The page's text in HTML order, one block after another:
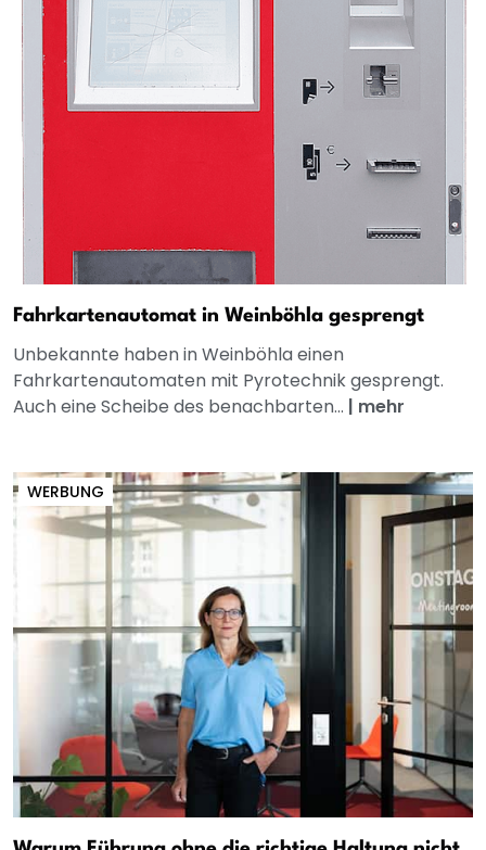
Fahrkartenautomat in Weinböhla gesprengt
Unbekannte haben in Weinböhla einen
Fahrkartenautomaten mit Pyrotechnik gesprengt.
Auch eine Scheibe des benachbarten... | mehr
WERBUNG